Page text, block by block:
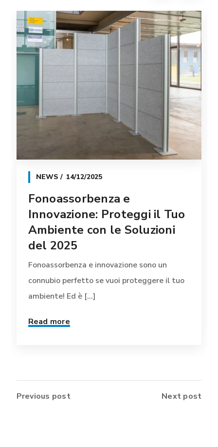
NEWS 14/12/2025
Fonoassorbenza e
Innovazione: Proteggi il Tuo
Ambiente con le Soluzioni
del 2025
Fonoassorbenza e innovazione sono un
connubio perfetto se vuoi proteggere il tuo
ambiente! Ed è [...]
Read more
Previous post Next post